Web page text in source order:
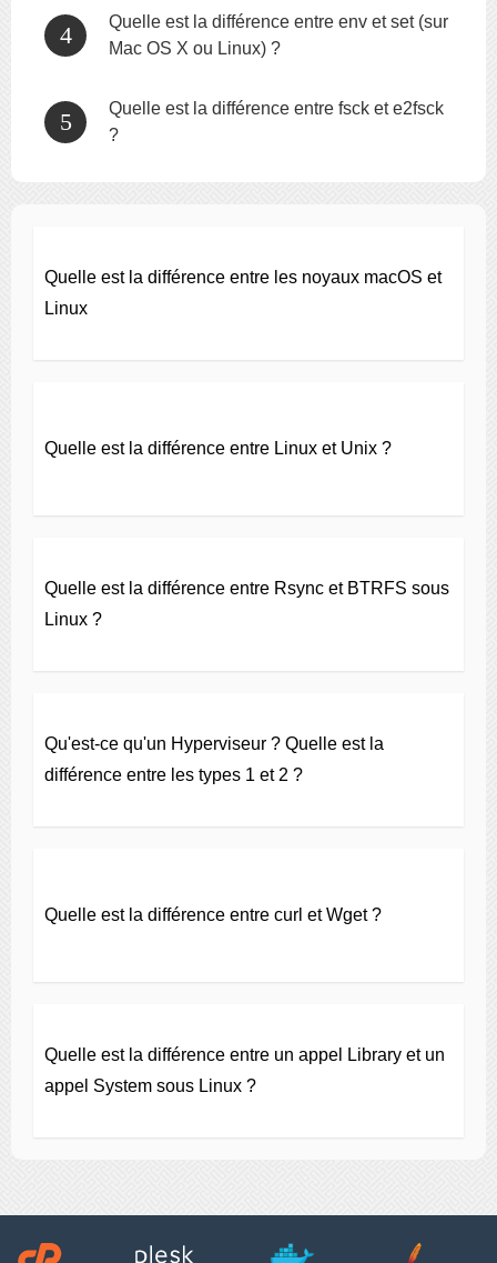
Quelle est la différence entre env et set (sur
Mac OS X ou Linux) ?
Quelle est la différence entre fsck et e2fsck
?
Quelle est la différence entre les noyaux macOS et
Linux
Quelle est la différence entre Linux et Unix ?
Quelle est la différence entre Rsync et BTRFS sous
Linux ?
Qu'est-ce qu'un Hyperviseur ? Quelle est la
différence entre les types 1 et 2 ?
Quelle est la différence entre curl et Wget ?
Quelle est la différence entre un appel Library et un
appel System sous Linux ?